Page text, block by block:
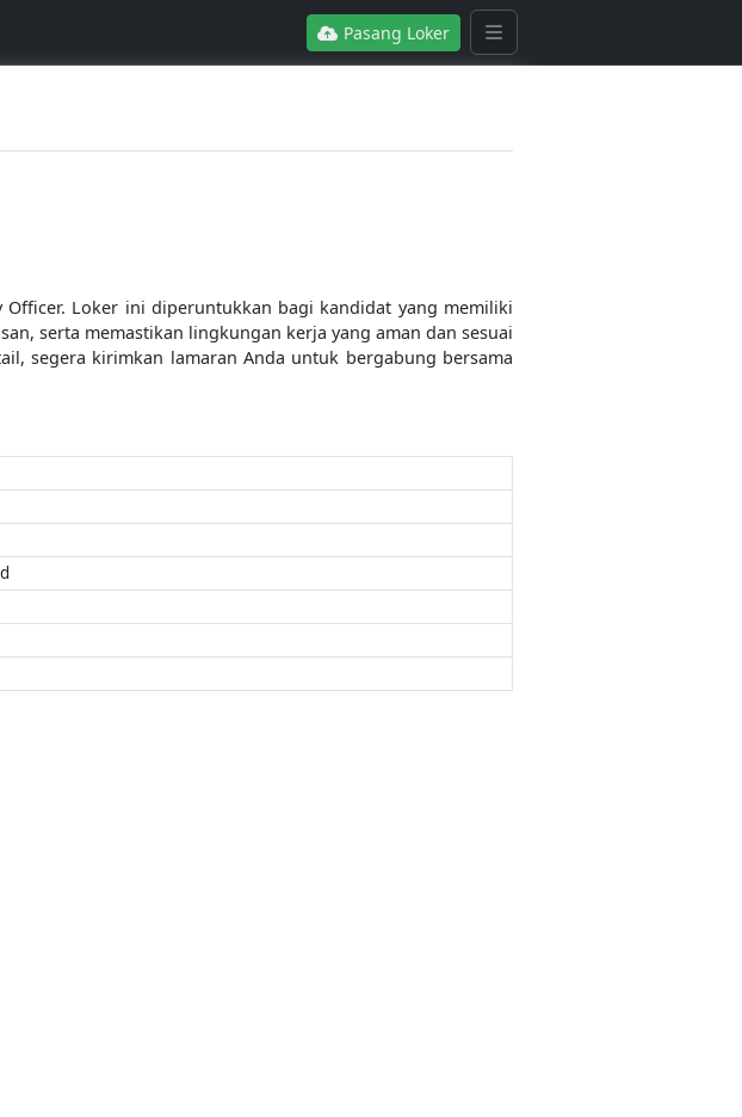
Pasang Loker
Loker ini diperuntukkan bagi kandidat yang memiliki
serta memastikan lingkungan kerja yang aman dan sesuai
segera kirimkan lamaran Anda untuk bergabung bersama